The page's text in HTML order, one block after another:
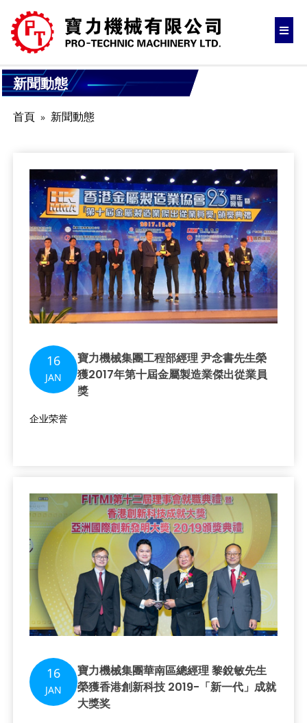
新聞動態
首頁 新聞動態
16
JAN
寶力機械集團工程部經理 尹念書先生榮
獲2017年第十屆金屬製造業傑出從業員
獎
企业荣誉
16
JAN
寶力機械集團華南區總經理 黎銳敏先生
榮獲香港創新科技 2019-「新一代」成就
大獎奖